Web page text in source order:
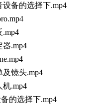
设备的选择下.mp4
.mp4
器.mp4
及镜头.mp4
机.mp4
的选择下.mp4